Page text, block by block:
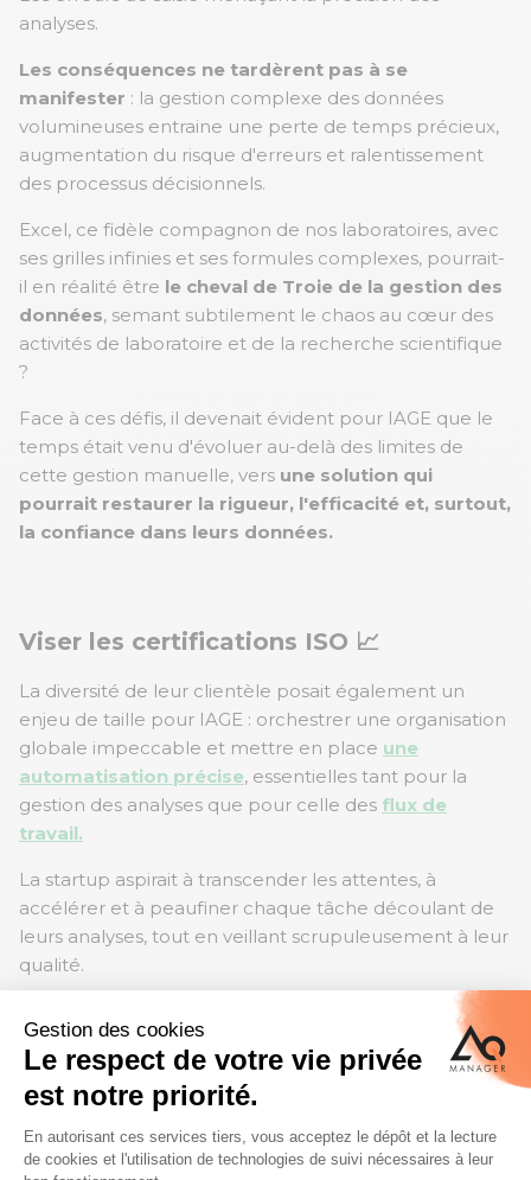
analyses.
Les conséquences ne tardèrent pas à se
manifester : la gestion complexe des données
volumineuses entraine une perte de temps précieux,
augmentation du risque d'erreurs et ralentissement
des processus décisionnels.
Excel, ce fidèle compagnon de nos laboratoires, avec
ses grilles infinies et ses formules complexes, pourrait-
il en réalité être le cheval de Troie de la gestion des
données, semant subtilement le chaos au cœur des
activités de laboratoire et de la recherche scientifique
?
Face à ces défis, il devenait évident pour IAGE que le
temps était venu d'évoluer au-delà des limites de
cette gestion manuelle, vers une solution qui
pourrait restaurer la rigueur, l'efficacité et, surtout,
la confiance dans leurs données.
Viser les certifications ISO 📈
La diversité de leur clientèle posait également un
enjeu de taille pour IAGE : orchestrer une organisation
globale impeccable et mettre en place une
automatisation précise, essentielles tant pour la
gestion des analyses que pour celle des flux de
travail.
La startup aspirait à transcender les attentes, à
accélérer et à peaufiner chaque tâche découlant de
leurs analyses, tout en veillant scrupuleusement à leur
qualité.
Son ambition ne s'arrêtait pas là ; il visait également
une amélioration continue de leur service, avec en
ligne de mirel'obtention des certifications ISO. Ce
sésame lui permettrait de légitimer et d'ancrer la
crédibilité de leurs analyses sur le marché, une
nécessité face à la vague d'innovations